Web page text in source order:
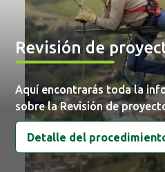
Revisión de
Aquí encontrarás toda la
sobre la Revisión de
Detalle del